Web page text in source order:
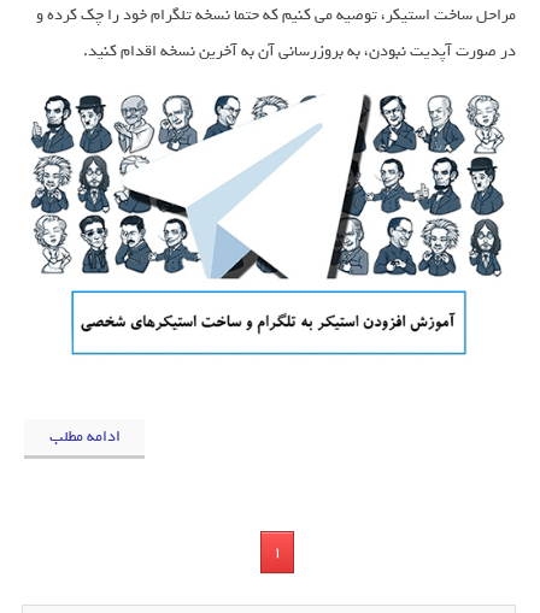
مراحل ساخت استیکر، توصیه می کنیم که حتما نسخه تلگرام خود را چک کرده و
در صورت آپدیت نبودن، به بروزرسانی آن به آخرین نسخه اقدام کنید.
ادامه مطلب
1